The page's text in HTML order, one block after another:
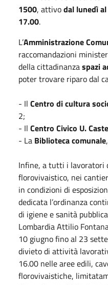
1500, attivodal lunedì
17.00.
L’Amministrazione
raccomandazioni
della cittadinanzaspazi
poter trovare riparo dal
- Il Centro di cultura
2;
- Il Centro Civico U.
- La Biblioteca comunale
Infine, a tutti i lavoratori
florovivaistico, nei
in condizioni di
dedicata l’ordinanza
di igiene e sanità
Lombardia Attilio
10 giugno fino al 23
divieto di attività
16.00 nelle aree edili,
florovivaistiche,